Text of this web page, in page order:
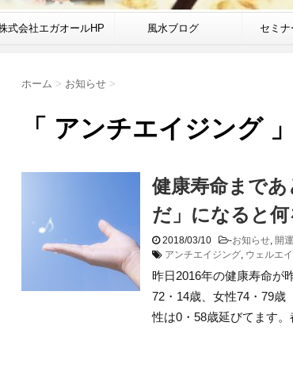
式会社エガオールHP 風水ブログ セミナ
ホーム > お知らせ >
「 アンチエイジング
健康寿命まであ
だ」になると
2018/03/10 -お知らせ, 開
アンチエイジング, ウェルエ
昨日2016年の健康寿命が
72・14歳、女性74・79
性は0・58歳延びてます